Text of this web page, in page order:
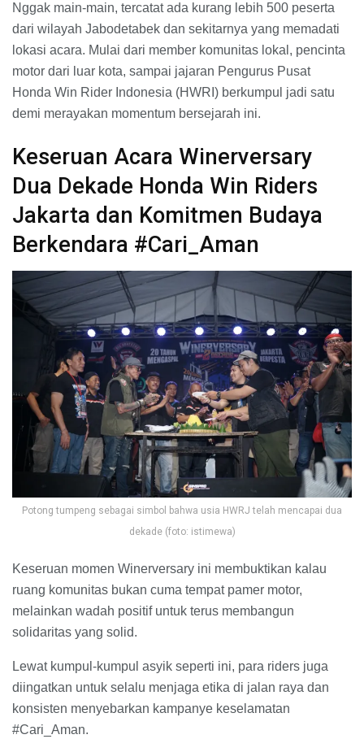
Nggak main-main, tercatat ada kurang lebih 500 peserta
dari wilayah Jabodetabek dan sekitarnya yang memadati
lokasi acara. Mulai dari member komunitas lokal, pencinta
motor dari luar kota, sampai jajaran Pengurus Pusat
Honda Win Rider Indonesia (HWRI) berkumpul jadi satu
demi merayakan momentum bersejarah ini.
Keseruan Acara Winerversary
Dua Dekade Honda Win Riders
Jakarta dan Komitmen Budaya
Berkendara #Cari_Aman
Potong tumpeng sebagai simbol bahwa usia HWRJ telah mencapai dua
dekade (foto: istimewa)
Keseruan momen Winerversary ini membuktikan kalau
ruang komunitas bukan cuma tempat pamer motor,
melainkan wadah positif untuk terus membangun
solidaritas yang solid.
Lewat kumpul-kumpul asyik seperti ini, para riders juga
diingatkan untuk selalu menjaga etika di jalan raya dan
konsisten menyebarkan kampanye keselamatan
#Cari_Aman.